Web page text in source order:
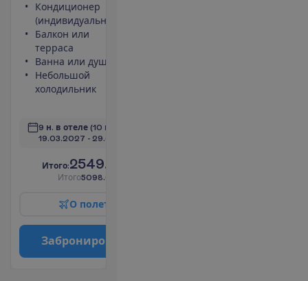
Кондиционер
(индивидуальный)
Балкон или
терраса
Ванна или душ
Небольшой
холодильник
9 н. в отеле (10 н. всего)
19.03.2027 - 29.03.2027
Итого:2549.00
Итого5098.00
О полет
Заброниро